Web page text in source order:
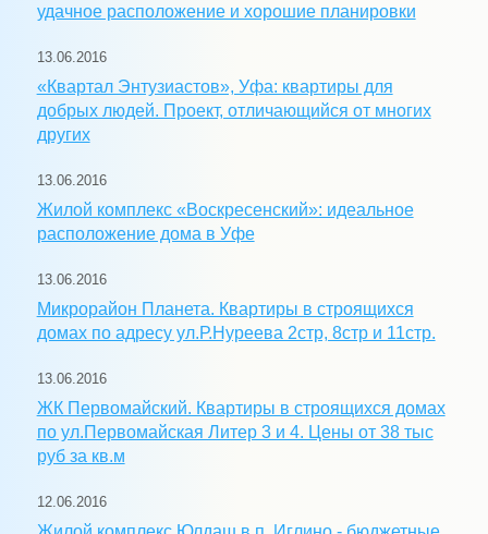
удачное расположение и хорошие планировки
13.06.2016
«Квартал Энтузиастов», Уфа: квартиры для
добрых людей. Проект, отличающийся от многих
других
13.06.2016
Жилой комплекс «Воскресенский»: идеальное
расположение дома в Уфе
13.06.2016
Микрорайон Планета. Квартиры в строящихся
домах по адресу ул.Р.Нуреева 2стр, 8стр и 11стр.
13.06.2016
ЖК Первомайский. Квартиры в строящихся домах
по ул.Первомайская Литер 3 и 4. Цены от 38 тыс
руб за кв.м
12.06.2016